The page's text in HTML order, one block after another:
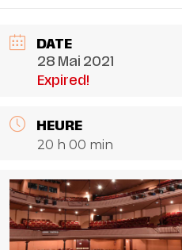
DATE
28 Mai 2021
Expired!
HEURE
20 h 00 min